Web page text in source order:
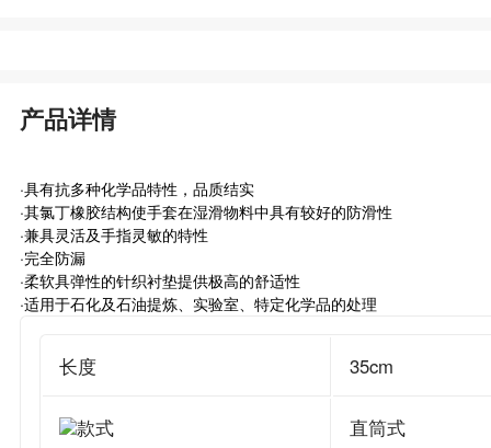
产品详情
·具有抗多种化学品特性，品质结实
·其氯丁橡胶结构使手套在湿滑物料中具有较好的防滑性
·兼具灵活及手指灵敏的特性
·完全防漏
·柔软具弹性的针织衬垫提供极高的舒适性
·适用于石化及石油提炼、实验室、特定化学品的处理
长度 35cm
款式 直筒式